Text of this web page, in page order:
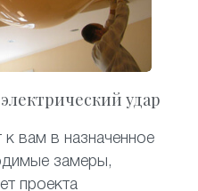
удар
к вам в назначенное
замеры,
проекта